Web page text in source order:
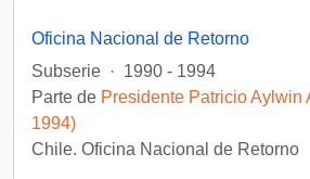
Oficina Nacional de Retorno
Subserie · 1990 - 1994
Parte de Presidente Patricio Aylwin
1994)
Chile. Oficina Nacional de Retorno